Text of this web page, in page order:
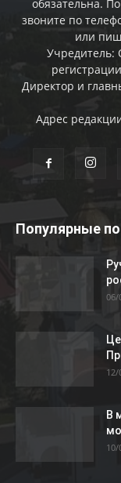
обязательна.
звоните по
или
Учредитель:
Директор и
Адрес
Популярные
06/
12/
В
10/